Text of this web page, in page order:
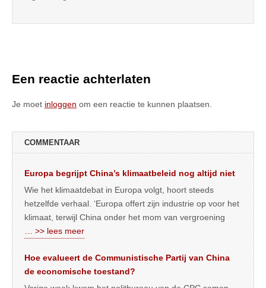
Een reactie achterlaten
Je moet inloggen om een reactie te kunnen plaatsen.
COMMENTAAR
Europa begrijpt China’s klimaatbeleid nog altijd niet
Wie het klimaatdebat in Europa volgt, hoort steeds
hetzelfde verhaal. ‘Europa offert zijn industrie op voor het
klimaat, terwijl China onder het mom van vergroening
… >> lees meer
Hoe evalueert de Communistische Partij van China
de economische toestand?